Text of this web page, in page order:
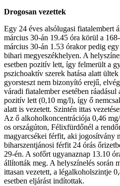
Drogosan vezettek
Egy 24 éves alsólugasi fiatalembert
március 30-án 19.45 óra körül a
március 30-án 1.53 órakor pedig
bihari megyeszékhelyen. A
esetben pozitív lett, így felmerült a
pszichoaktív szerek hatása alatt
gyorsteszt nem bizonyító erejű,
váradi fiatalember esetében
pozitív lett (0,10 mg/l), így ő
alatt is vezetett. Szintén ittas
Az ő alkoholkoncentrációja 0,46
os országúton, Félixfürdőnél a
magyarcsékei férfit, aki jogosítvány
biharszentjánosi férfit 24 órás
29-én. A sofőrt ugyanaznap 13.10
állították meg. A helyszínelés során
ittasan vezetett, a légalkoholszintje
esetben eljárást indítottak.